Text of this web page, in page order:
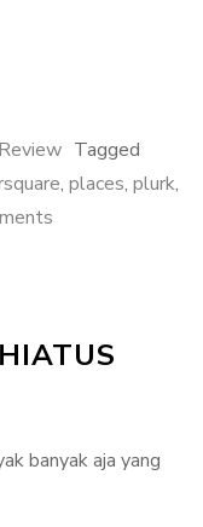
Review Tagged
, places, plurk,
Ranah
banyak aja yang